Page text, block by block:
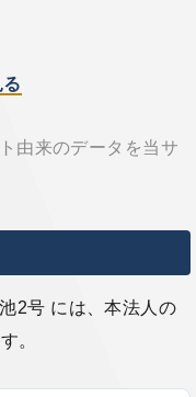
由来のデータを当サ
2号 には、本法人の
。